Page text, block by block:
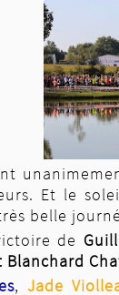
Et le
belle
de
Blanchard
,Jade